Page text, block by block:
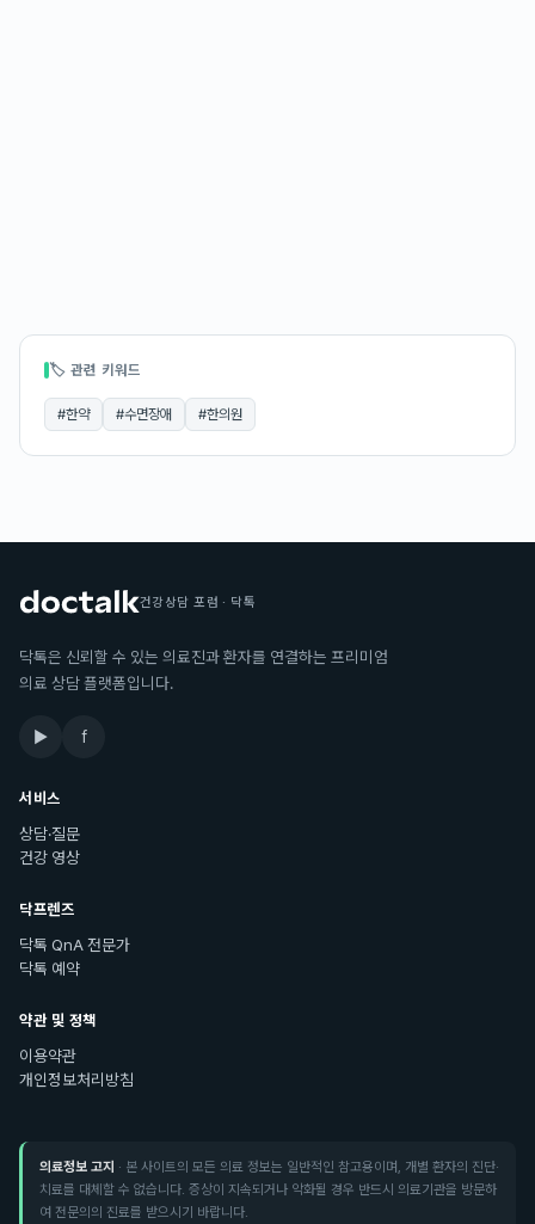
🏷 관련 키워드
#한약 #수면장애 #한의원
건강상담 포럼 · 닥톡
닥톡은 신뢰할 수 있는 의료진과 환자를 연결하는 프리미엄
의료 상담 플랫폼입니다.
▶ f
서비스
상담·질문
건강 영상
닥프렌즈
닥톡 QnA 전문가
닥톡 예약
약관 및 정책
이용약관
개인정보처리방침
의료정보 고지 · 본 사이트의 모든 의료 정보는 일반적인 참고용이며, 개별 환자의 진단·
치료를 대체할 수 없습니다. 증상이 지속되거나 악화될 경우 반드시 의료기관을 방문하
여 전문의의 진료를 받으시기 바랍니다.